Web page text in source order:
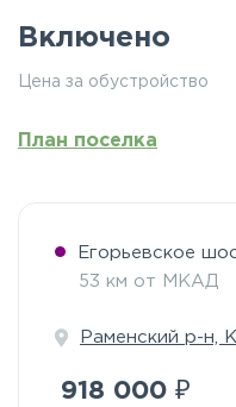
Включено
Цена за обустройство
План поселка
Егорьевское
53 км от МКАД
Раменский р-н,
918 000 ₽